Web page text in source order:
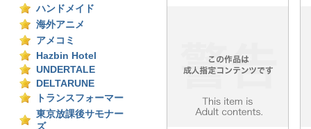
ハンドメイド
海外アニメ
アメコミ
Hazbin Hotel
UNDERTALE
DELTARUNE
トランスフォーマー
東京放課後サモナー
ズ